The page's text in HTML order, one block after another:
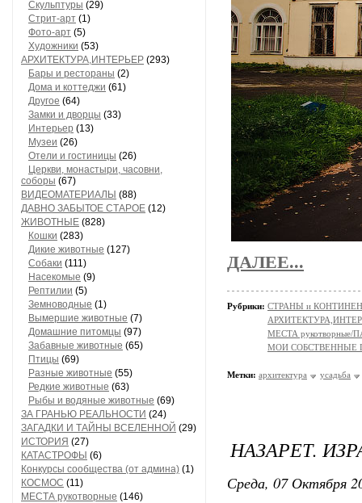
Скульптуры (29)
Стрит-арт (1)
Фото-арт (5)
Художники (53)
АРХИТЕКТУРА,ИНТЕРЬЕР (293)
Бары и рестораны (2)
Дома и коттеджи (61)
Другое (64)
Замки и дворцы (33)
Интерьер (13)
Музеи (26)
Отели и гостиницы (26)
Церкви, монастыри, часовни,
соборы (67)
ВИДЕОМАТЕРИАЛЫ (88)
ДАВНО ЗАБЫТОЕ СТАРОЕ (12)
ЖИВОТНЫЕ (828)
Кошки (283)
Дикие животные (127)
Собаки (111)
Насекомые (9)
Рептилии (5)
Земноводные (1)
Вымершие животные (7)
Домашние питомцы (97)
Забавные животные (65)
Птицы (69)
Разные животные (55)
Редкие животные (63)
Рыбы и водяные животные (69)
ЗА ГРАНЬЮ РЕАЛЬНОСТИ (24)
ЗАГАДКИ И ТАЙНЫ ВСЕЛЕННОЙ (29)
ИСТОРИЯ (27)
КАТАСТРОФЫ (6)
Конкурсы сообщества (от админа) (1)
КОСМОС (11)
МЕСТА рукотворные (146)
ДАЛЕЕ...
Рубрики: СТРАНЫ и
МЕСТА рукотворные/
МОИ СОБСТВЕННЫЕ
Метки: архитектура усадьба
НАЗАРЕТ.
Среда, 07 Октября